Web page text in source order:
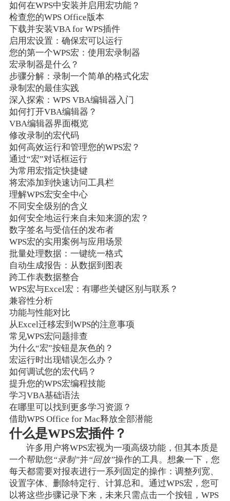
如何在WPS中安装并启用宏功能？
检查您的WPS Office版本
下载并安装VBA for WPS插件
启用宏设置：确保宏可以运行
您的第一个WPS宏：使用宏录制器
宏录制器是什么？
步骤分解：录制一个简单的格式化宏
录制宏的最佳实践
深入探索：WPS VBA编辑器入门
如何打开VBA编辑器？
VBA编辑器界面概览
修改录制的宏代码
如何高效运行和管理您的WPS宏？
通过“宏”对话框运行
为常用宏指定快捷键
将宏添加到快速访问工具栏
理解WPS宏安全中心
不同安全级别的含义
如何安全地运行来自未知来源的宏？
数字签名与受信任的发布者
WPS宏的实用案例与应用场景
批量处理数据：一键统一格式
自动生成报告：从数据到图表
跨工作表数据整合
WPS宏与Excel宏：有哪些关键区别与联系？
兼容性分析
功能与性能对比
从Excel迁移宏到WPS的注意事项
常见WPS宏问题排查
为什么“宏”按钮是灰色的？
宏运行时出现错误怎么办？
如何调试您的宏代码？
提升您的WPS宏编程技能
学习VBA基础语法
在哪里可以找到更多学习资源？
借助WPS Office for Mac释放全部潜能
什么是WPS宏插件？
许多用户将WPS宏视为一项高级功能，但其本质是
一个帮助您“录制”并“回放”操作的工具。想象一下，您
每天都需要对报表进行一系列固定的操作：调整列宽、
设置字体、删除特定行、计算总和。通过WPS宏，您可
以将这些步骤记录下来，未来只需点击一个按钮，WPS